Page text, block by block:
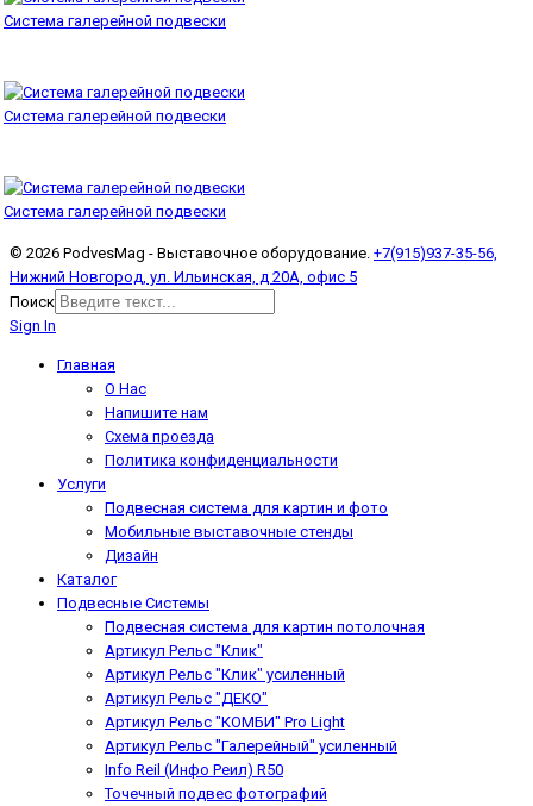
Система галерейной подвески
Система галерейной подвески
Система галерейной подвески
© 2026 PodvesMag - Выставочное оборудование. +7(915)937-35-56,
Нижний Новгород, ул. Ильинская, д 20А, офис 5
Поиск
Sign In
Главная
О Нас
Напишите нам
Схема проезда
Политика конфиденциальности
Услуги
Подвесная система для картин и фото
Мобильные выставочные стенды
Дизайн
Каталог
Подвесные Системы
Подвесная система для картин потолочная
Артикул Рельс "Клик"
Артикул Рельс "Клик" усиленный
Артикул Рельс "ДЕКО"
Артикул Рельс "КОМБИ" Pro Light
Артикул Рельс "Галерейный" усиленный
Info Reil (Инфо Реил) R50
Точечный подвес фотографий